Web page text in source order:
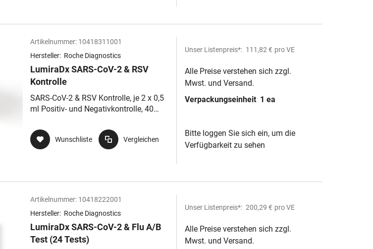
Artikelnummer: 10418311001
Hersteller: Roche Diagnostics
LumiraDx SARS-CoV-2 & RSV
Kontrolle
SARS-CoV-2 & RSV Kontrolle, je 2 x 0,5
ml Positiv- und Negativkontrolle, 40
Wunschliste Vergleichen
Unser Listenpreis*: 111,82 € pro VE
Alle Preise verstehen sich zzgl.
Mwst. und Versand.
Verpackungseinheit 1 ea
Bitte loggen Sie sich ein, um die
Verfügbarkeit zu sehen
Artikelnummer: 10418222001
Hersteller: Roche Diagnostics
LumiraDx SARS-CoV-2 & Flu A/B
Test (24 Tests)
Unser Listenpreis*: 200,29 € pro VE
Alle Preise verstehen sich zzgl.
Mwst. und Versand.